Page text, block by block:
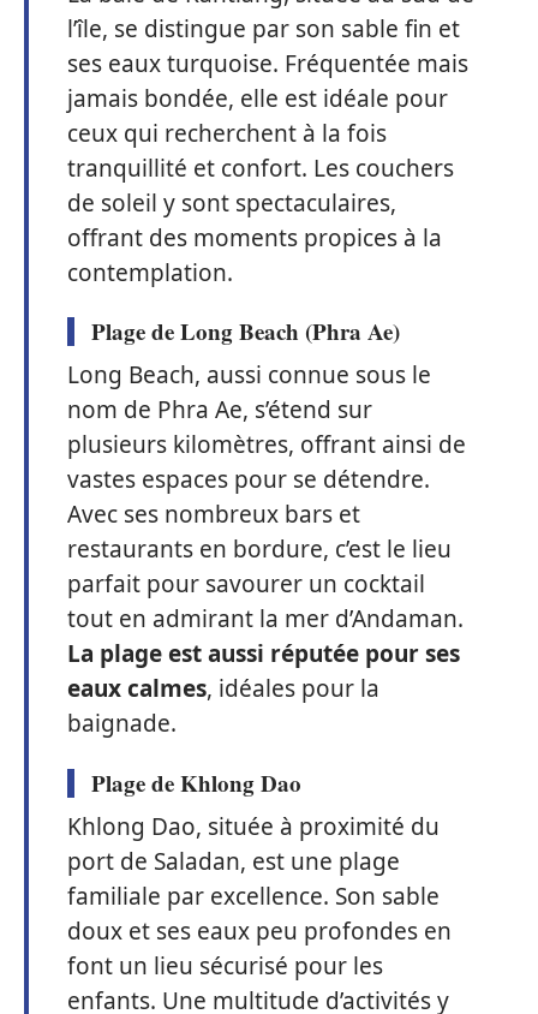
l’île, se distingue par son sable fin et
ses eaux turquoise. Fréquentée mais
jamais bondée, elle est idéale pour
ceux qui recherchent à la fois
tranquillité et confort. Les couchers
de soleil y sont spectaculaires,
offrant des moments propices à la
contemplation.
Plage de Long Beach (Phra Ae)
Long Beach, aussi connue sous le
nom de Phra Ae, s’étend sur
plusieurs kilomètres, offrant ainsi de
vastes espaces pour se détendre.
Avec ses nombreux bars et
restaurants en bordure, c’est le lieu
parfait pour savourer un cocktail
tout en admirant la mer d’Andaman.
La plage est aussi réputée pour ses
eaux calmes, idéales pour la
baignade.
Plage de Khlong Dao
Khlong Dao, située à proximité du
port de Saladan, est une plage
familiale par excellence. Son sable
doux et ses eaux peu profondes en
font un lieu sécurisé pour les
enfants. Une multitude d’activités y